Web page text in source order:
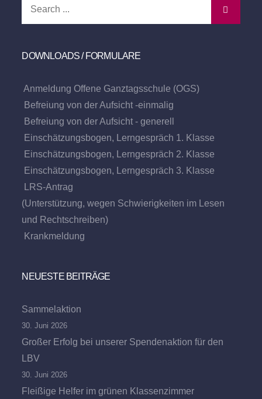
DOWNLOADS / FORMULARE
Anmeldung Offene Ganztagsschule (OGS)
Befreiung von der Aufsicht -einmalig
Befreiung von der Aufsicht - generell
Einschätzungsbogen, Lerngespräch 1. Klasse
Einschätzungsbogen, Lerngespräch 2. Klasse
Einschätzungsbogen, Lerngespräch 3. Klasse
LRS-Antrag
(Unterstützung, wegen Schwierigkeiten im Lesen
und Rechtschreiben)
Krankmeldung
NEUESTE BEITRÄGE
Sammelaktion
30. Juni 2026
Großer Erfolg bei unserer Spendenaktion für den
LBV
30. Juni 2026
Fleißige Helfer im grünen Klassenzimmer